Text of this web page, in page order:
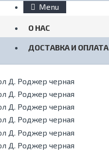
Menu
О НАС
ДОСТАВКА И ОПЛАТА
КОНТАКТЫ
КИНОТЕАТР